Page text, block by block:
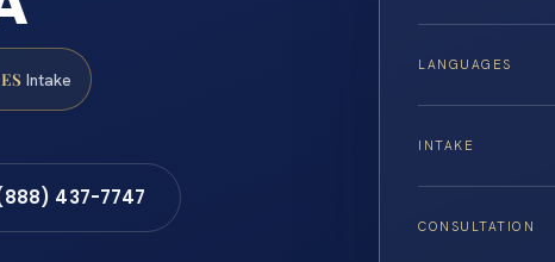
Intake
437-7747
LANGUAGES
INTAKE
CONSULTATION